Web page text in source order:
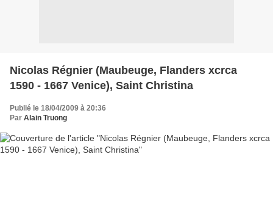
Nicolas Régnier (Maubeuge, Flanders xcrca
1590 - 1667 Venice), Saint Christina
Publié le 18/04/2009 à 20:36
Par Alain Truong